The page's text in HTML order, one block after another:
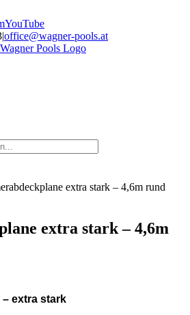
YouTube
|office@wagner-pools.at
extra stark – 4,6m rund
extra stark – 4,6m
extra stark